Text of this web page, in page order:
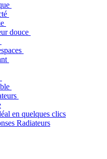
douce
en quelques clics
Radiateurs